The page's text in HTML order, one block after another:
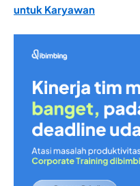
untuk Karyawan